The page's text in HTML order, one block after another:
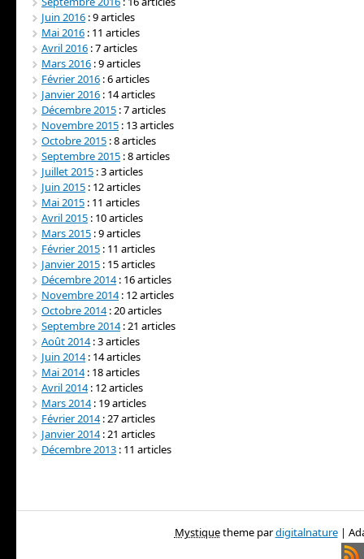
Juin 2016 : 9 articles
Mai 2016 : 11 articles
Avril 2016 : 7 articles
Mars 2016 : 9 articles
Février 2016 : 6 articles
Janvier 2016 : 14 articles
Décembre 2015 : 7 articles
Novembre 2015 : 13 articles
Octobre 2015 : 8 articles
Septembre 2015 : 8 articles
Juillet 2015 : 3 articles
Juin 2015 : 12 articles
Mai 2015 : 11 articles
Avril 2015 : 10 articles
Mars 2015 : 9 articles
Février 2015 : 11 articles
Janvier 2015 : 15 articles
Décembre 2014: 16 articles
Novembre 2014: 12 articles
Octobre 2014: 20 articles
Septembre 2014: 21 articles
Août 2014: 3 articles
Juin 2014: 14 articles
Mai 2014: 18 articles
Avril 2014: 12 articles
Mars 2014: 19 articles
Février 2014: 27 articles
Janvier 2014: 21 articles
Décembre 2013 : 11 articles
Mystiquetheme pardigitalnature|